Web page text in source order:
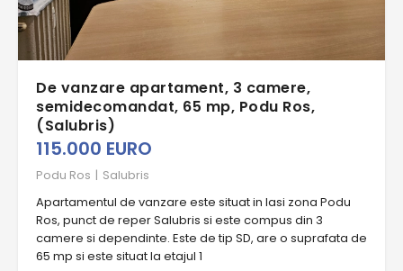
De vanzare apartament, 3 camere,
semidecomandat, 65 mp, Podu Ros,
(Salubris)
115.000 EURO
Podu Ros | Salubris
Apartamentul de vanzare este situat in Iasi zona Podu
Ros, punct de reper Salubris si este compus din 3
camere si dependinte. Este de tip SD, are o suprafata de
65 mp si este situat la etajul 1